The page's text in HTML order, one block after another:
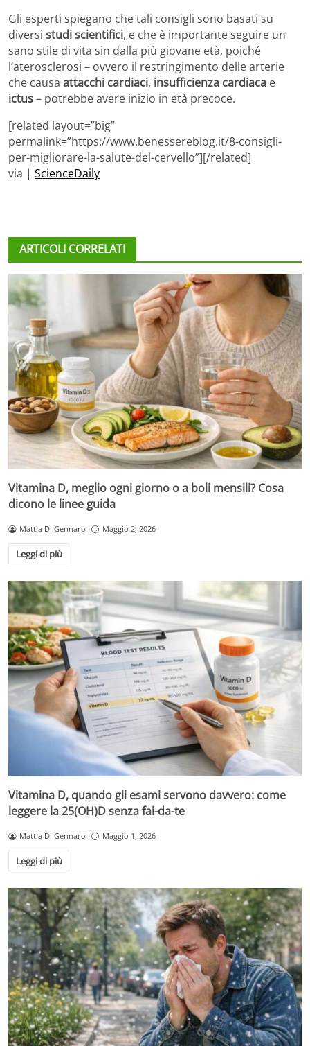
Gli esperti spiegano che tali consigli sono basati su
diversi studi scientifici, e che è importante seguire un
sano stile di vita sin dalla più giovane età, poiché
l’aterosclerosi – ovvero il restringimento delle arterie
che causa attacchi cardiaci, insufficienza cardiaca e
ictus– potrebbe avere inizio in età precoce.
[related layout=”big”
permalink=”https://www.benessereblog.it/8-consigli-
per-migliorare-la-salute-del-cervello”][/related]
via | ScienceDaily
ARTICOLI CORRELATI
Vitamina D, meglio ogni giorno o a boli mensili? Cosa
dicono le linee guida
Mattia Di Gennaro Maggio 2, 2026
Leggi di più
Vitamina D, quando gli esami servono davvero: come
leggere la 25(OH)D senza fai-da-te
Mattia Di Gennaro Maggio 1, 2026
Leggi di più